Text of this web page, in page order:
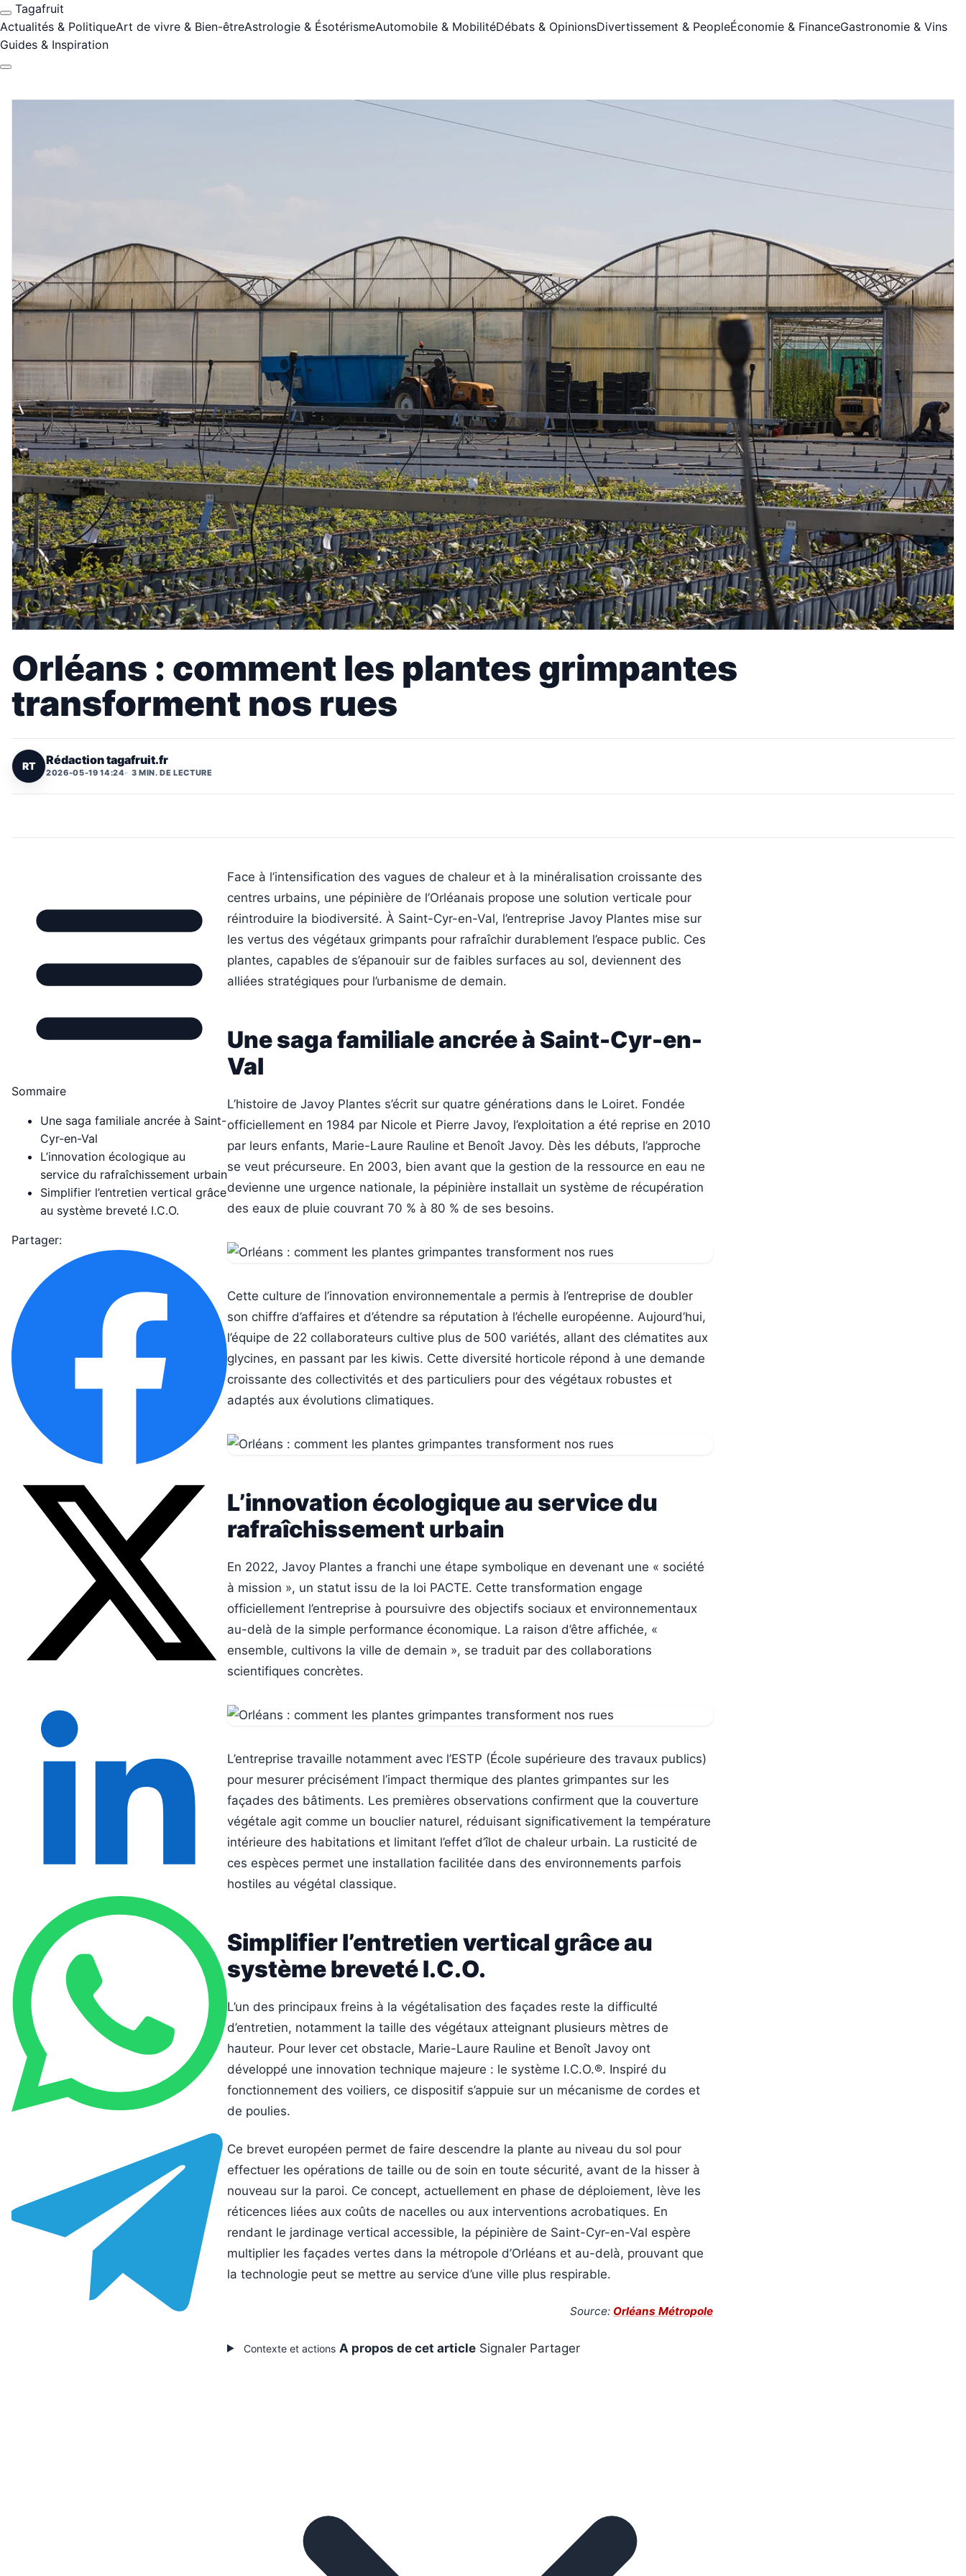
Tagafruit
Actualités & PolitiqueArt de vivre & Bien-êtreAstrologie & ÉsotérismeAutomobile & MobilitéDébats & OpinionsDivertissement & PeopleÉconomie & FinanceGastronomie & Vins
Guides & Inspiration
Orléans : comment les plantes grimpantes
transforment nos rues
RT Rédaction tagafruit.fr
2026-05-19 14:24 3 MIN. DE LECTURE
Sommaire
Une saga familiale ancrée à Saint-
Cyr-en-Val
L’innovation écologique au
service du rafraîchissement urbain
Simplifier l’entretien vertical grâce
au système breveté I.C.O.
Partager:
Face à l’intensification des vagues de chaleur et à la minéralisation croissante des
centres urbains, une pépinière de l’Orléanais propose une solution verticale pour
réintroduire la biodiversité. À Saint-Cyr-en-Val, l’entreprise Javoy Plantes mise sur
les vertus des végétaux grimpants pour rafraîchir durablement l’espace public. Ces
plantes, capables de s’épanouir sur de faibles surfaces au sol, deviennent des
alliées stratégiques pour l’urbanisme de demain.
Une saga familiale ancrée à Saint-Cyr-en-
Val
L’histoire de Javoy Plantes s’écrit sur quatre générations dans le Loiret. Fondée
officiellement en 1984 par Nicole et Pierre Javoy, l’exploitation a été reprise en 2010
par leurs enfants, Marie-Laure Rauline et Benoît Javoy. Dès les débuts, l’approche
se veut précurseure. En 2003, bien avant que la gestion de la ressource en eau ne
devienne une urgence nationale, la pépinière installait un système de récupération
des eaux de pluie couvrant 70 % à 80 % de ses besoins.
Cette culture de l’innovation environnementale a permis à l’entreprise de doubler
son chiffre d’affaires et d’étendre sa réputation à l’échelle européenne. Aujourd’hui,
l’équipe de 22 collaborateurs cultive plus de 500 variétés, allant des clématites aux
glycines, en passant par les kiwis. Cette diversité horticole répond à une demande
croissante des collectivités et des particuliers pour des végétaux robustes et
adaptés aux évolutions climatiques.
L’innovation écologique au service du
rafraîchissement urbain
En 2022, Javoy Plantes a franchi une étape symbolique en devenant une « société
à mission », un statut issu de la loi PACTE. Cette transformation engage
officiellement l’entreprise à poursuivre des objectifs sociaux et environnementaux
au-delà de la simple performance économique. La raison d’être affichée, «
ensemble, cultivons la ville de demain », se traduit par des collaborations
scientifiques concrètes.
L’entreprise travaille notamment avec l’ESTP (École supérieure des travaux publics)
pour mesurer précisément l’impact thermique des plantes grimpantes sur les
façades des bâtiments. Les premières observations confirment que la couverture
végétale agit comme un bouclier naturel, réduisant significativement la température
intérieure des habitations et limitant l’effet d’îlot de chaleur urbain. La rusticité de
ces espèces permet une installation facilitée dans des environnements parfois
hostiles au végétal classique.
Simplifier l’entretien vertical grâce au
système breveté I.C.O.
L’un des principaux freins à la végétalisation des façades reste la difficulté
d’entretien, notamment la taille des végétaux atteignant plusieurs mètres de
hauteur. Pour lever cet obstacle, Marie-Laure Rauline et Benoît Javoy ont
développé une innovation technique majeure : le système I.C.O.®. Inspiré du
fonctionnement des voiliers, ce dispositif s’appuie sur un mécanisme de cordes et
de poulies.
Ce brevet européen permet de faire descendre la plante au niveau du sol pour
effectuer les opérations de taille ou de soin en toute sécurité, avant de la hisser à
nouveau sur la paroi. Ce concept, actuellement en phase de déploiement, lève les
réticences liées aux coûts de nacelles ou aux interventions acrobatiques. En
rendant le jardinage vertical accessible, la pépinière de Saint-Cyr-en-Val espère
multiplier les façades vertes dans la métropole d’Orléans et au-delà, prouvant que
la technologie peut se mettre au service d’une ville plus respirable.
Source: Orléans Métropole
Contexte et actions A propos de cet article Signaler Partager